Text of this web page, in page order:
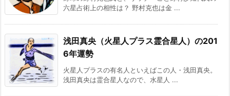
六星占術上の相性は？ 野村克也は金 ...
浅田真央（火星人プラス霊合星人）の201
6年運勢
火星人プラスの有名人といえばこの人・浅田真央。
浅田真央は霊合星人なので、水星人 ...